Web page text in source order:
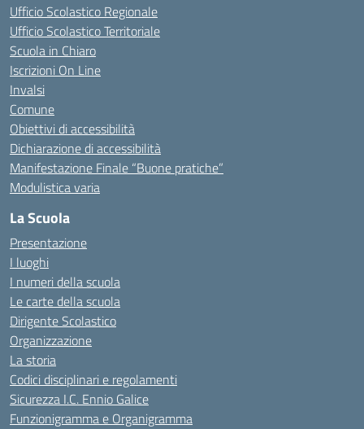
Ufficio Scolastico Regionale
Ufficio Scolastico Territoriale
Scuola in Chiaro
Iscrizioni On Line
Invalsi
Comune
Obiettivi di accessibilità
Dichiarazione di accessibilità
Manifestazione Finale “Buone pratiche”
Modulistica varia
La Scuola
Presentazione
I luoghi
I numeri della scuola
Le carte della scuola
Dirigente Scolastico
Organizzazione
La storia
Codici disciplinari e regolamenti
Sicurezza I.C. Ennio Galice
Funzionigramma e Organigramma